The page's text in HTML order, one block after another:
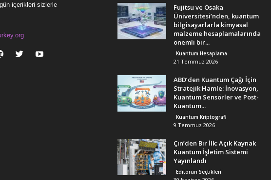
içerikleri sizlerle
Fujitsu ve Osaka
Üniversitesi’nden, kuantum
bilgisayarlarla kimyasal
malzeme hesaplamalarında
önemli bir...
Kuantum Hesaplama
21 Temmuz 2026
ABD’den Kuantum Çağı İçin
Stratejik Hamle: İnovasyon,
Kuantum Sensörler ve Post-
Kuantum...
Kuantum Kriptografi
9 Temmuz 2026
Çin’den Bir İlk: Açık Kaynak
Kuantum İşletim Sistemi
Yayınlandı
Editörün Seçtikleri